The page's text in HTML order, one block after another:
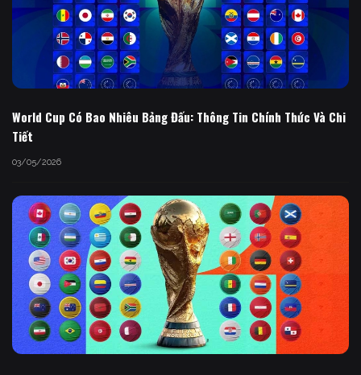
World Cup Có Bao Nhiêu Bảng Đấu: Thông Tin Chính Thức Và Chi
Tiết
03/05/2026